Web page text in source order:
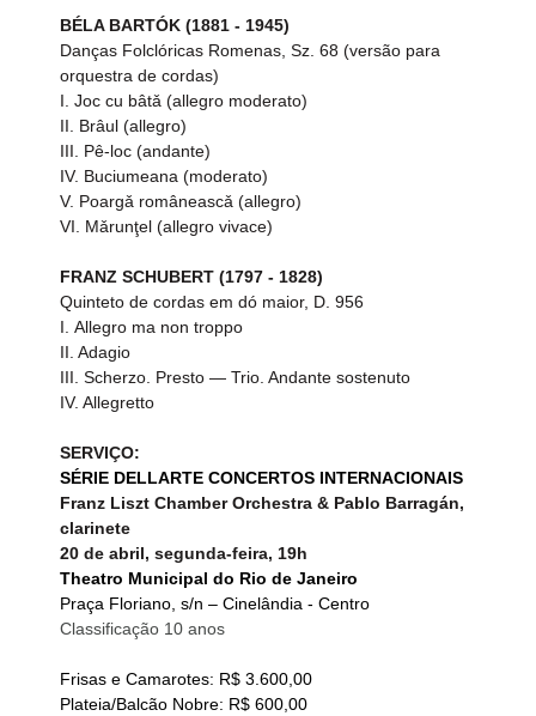
BÉLA BARTÓK (1881 - 1945)
Danças Folclóricas Romenas, Sz. 68 (versão para
orquestra de cordas)
I. Joc cu bâtǎ (allegro moderato)
II. Brâul (allegro)
III. Pê-loc (andante)
IV. Buciumeana (moderato)
V. Poargǎ româneascǎ (allegro)
VI. Mǎrunţel (allegro vivace)
FRANZ SCHUBERT (1797 - 1828)
Quinteto de cordas em dó maior, D. 956
I. Allegro ma non troppo
II. Adagio
III. Scherzo. Presto — Trio. Andante sostenuto
IV. Allegretto
SERVIÇO:
SÉRIE DELLARTE CONCERTOS INTERNACIONAIS
Franz Liszt Chamber Orchestra & Pablo Barragán,
clarinete
20 de abril, segunda-feira, 19h
Theatro Municipal do Rio de Janeiro
Praça Floriano, s/n – Cinelândia - Centro
Classificação 10 anos
Frisas e Camarotes: R$ 3.600,00
Plateia/Balcão Nobre: R$ 600,00